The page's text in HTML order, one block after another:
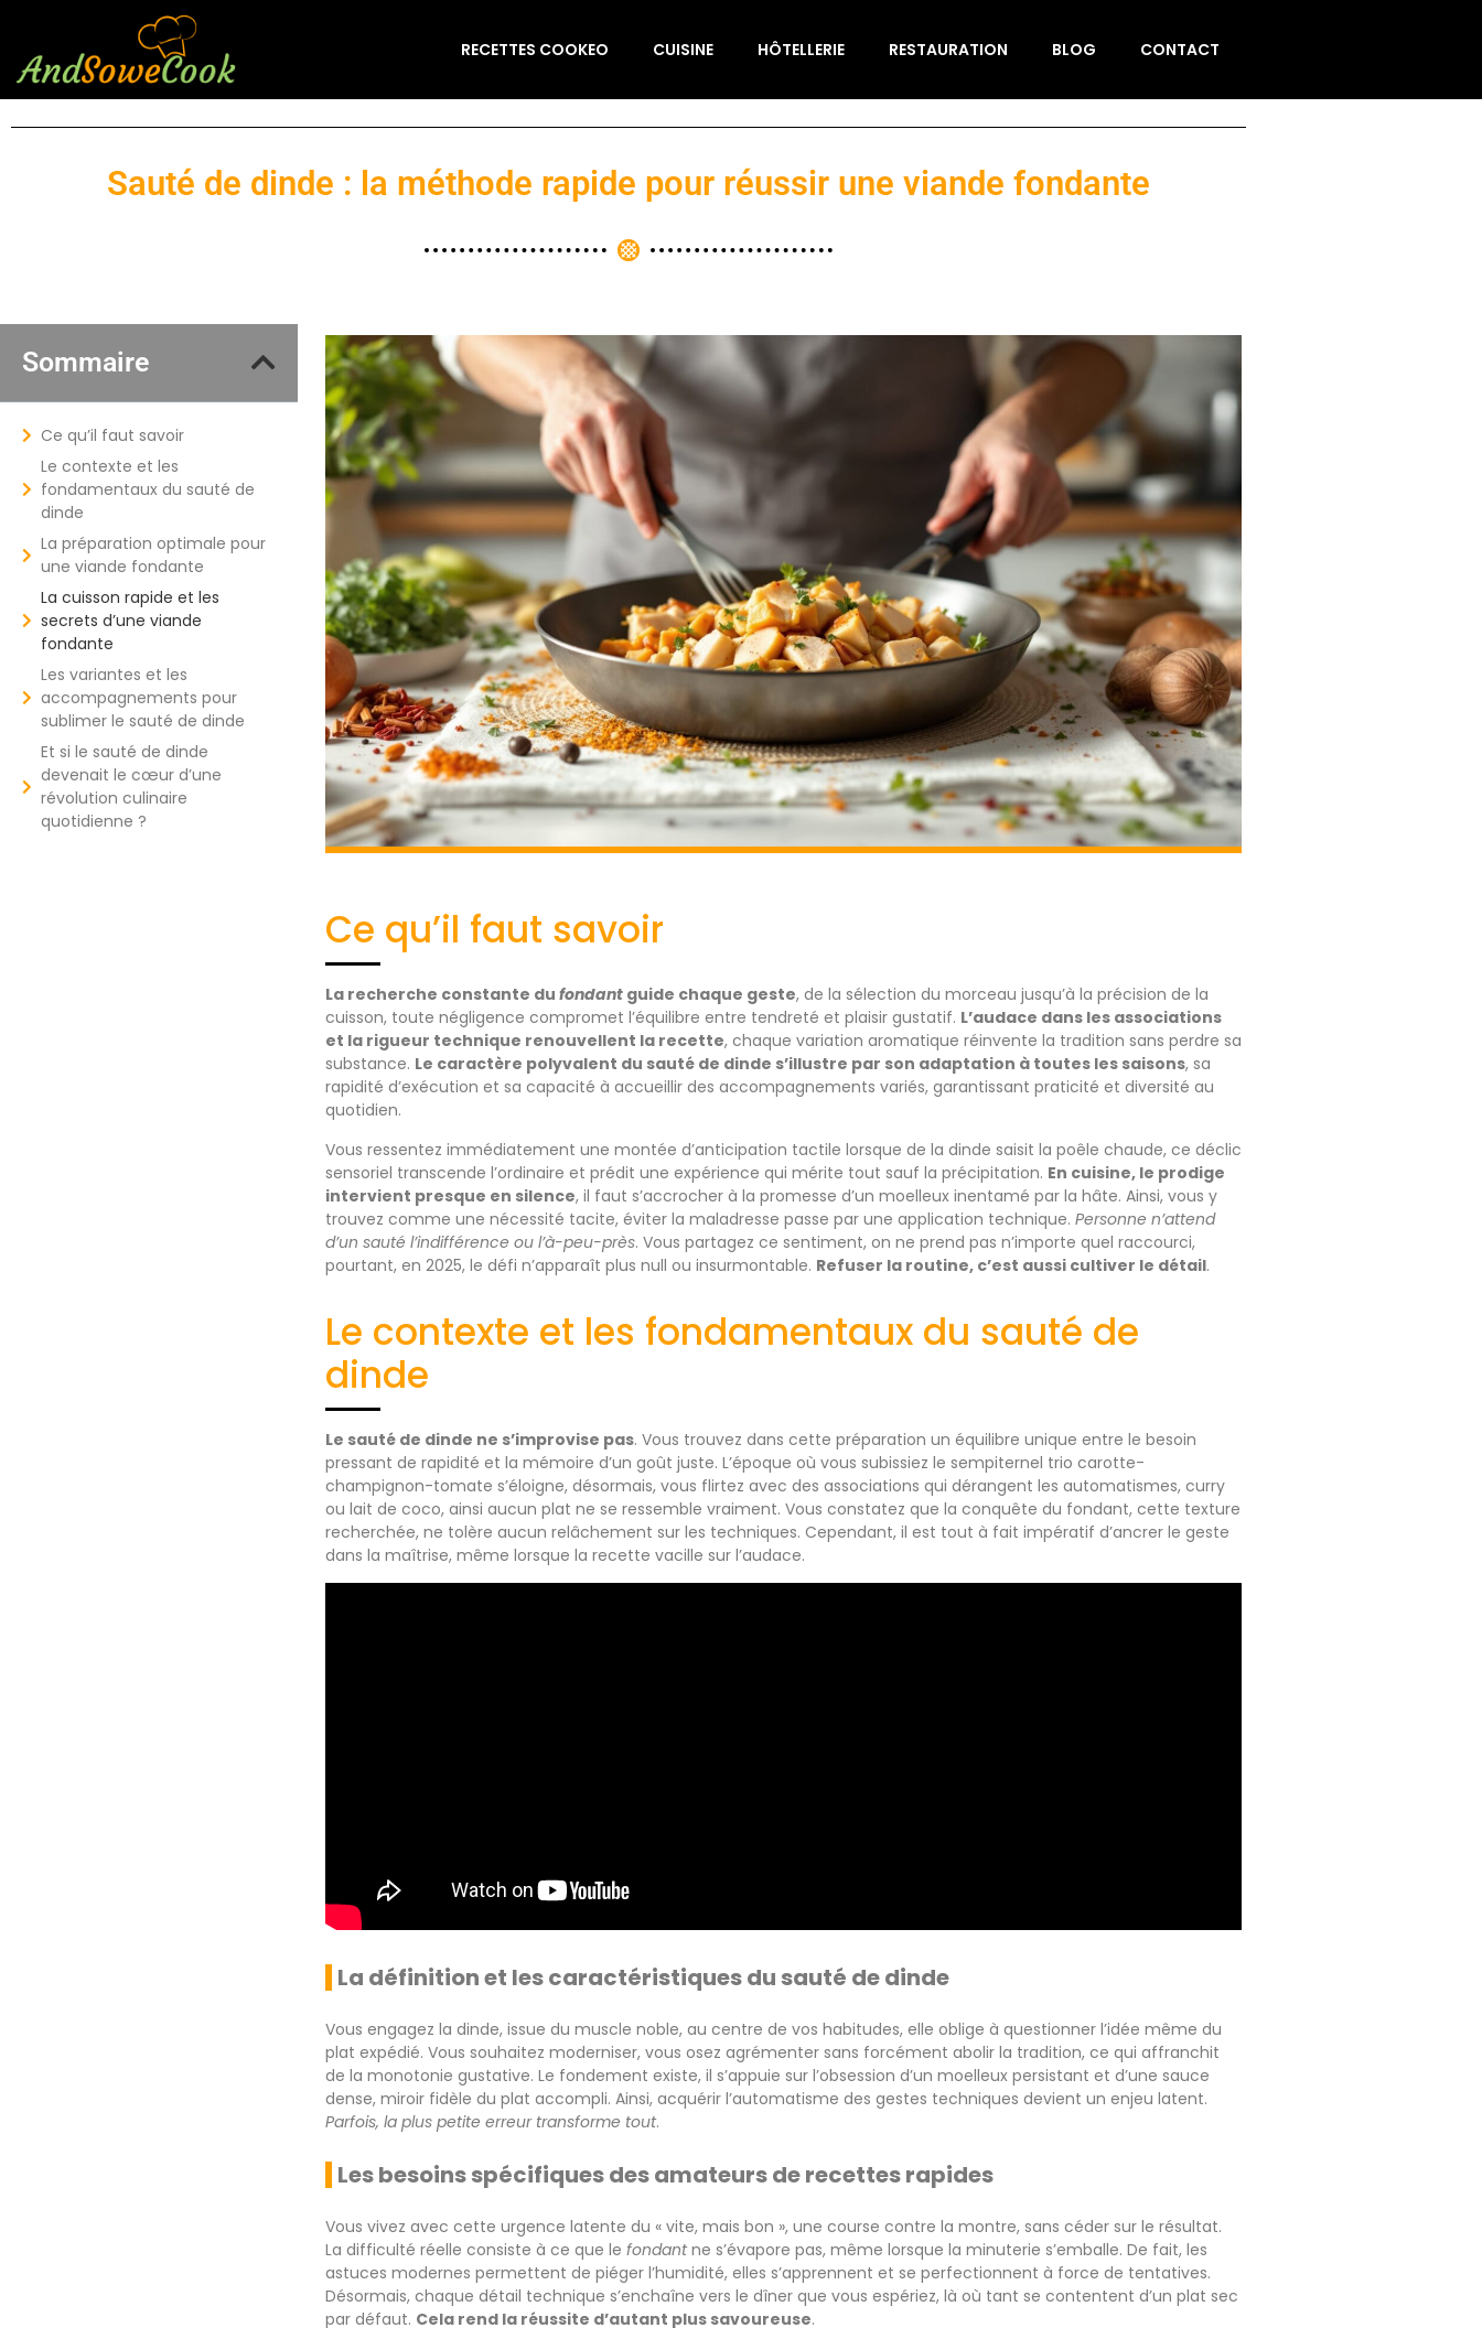
RECETTES COOKEO CUISINE HÔTELLERIE RESTAURATION BLOG CONTACT
Sauté de dinde : la méthode rapide pour réussir une viande fondante
Sommaire
Ce qu’il faut savoir
Le contexte et les
fondamentaux du sauté de
dinde
La préparation optimale pour
une viande fondante
La cuisson rapide et les
secrets d’une viande
fondante
Les variantes et les
accompagnements pour
sublimer le sauté de dinde
Et si le sauté de dinde
devenait le cœur d’une
révolution culinaire
quotidienne ?
Ce qu’il faut savoir
La recherche constante du fondant guide chaque geste, de la sélection du morceau jusqu’à la précision de la
cuisson, toute négligence compromet l’équilibre entre tendreté et plaisir gustatif. L’audace dans les associations
et la rigueur technique renouvellent la recette, chaque variation aromatique réinvente la tradition sans perdre sa
substance. Le caractère polyvalent du sauté de dinde s’illustre par son adaptation à toutes les saisons, sa
rapidité d’exécution et sa capacité à accueillir des accompagnements variés, garantissant praticité et diversité au
quotidien.
Vous ressentez immédiatement une montée d’anticipation tactile lorsque de la dinde saisit la poêle chaude, ce déclic
sensoriel transcende l’ordinaire et prédit une expérience qui mérite tout sauf la précipitation. En cuisine, le prodige
intervient presque en silence, il faut s’accrocher à la promesse d’un moelleux inentamé par la hâte. Ainsi, vous y
trouvez comme une nécessité tacite, éviter la maladresse passe par une application technique. Personne n’attend
d’un sauté l’indifférence ou l’à-peu-près. Vous partagez ce sentiment, on ne prend pas n’importe quel raccourci,
pourtant, en 2025, le défi n’apparaît plus null ou insurmontable. Refuser la routine, c’est aussi cultiver le détail.
Le contexte et les fondamentaux du sauté de
dinde
Le sauté de dinde ne s’improvise pas. Vous trouvez dans cette préparation un équilibre unique entre le besoin
pressant de rapidité et la mémoire d’un goût juste. L’époque où vous subissiez le sempiternel trio carotte-
champignon-tomate s’éloigne, désormais, vous flirtez avec des associations qui dérangent les automatismes, curry
ou lait de coco, ainsi aucun plat ne se ressemble vraiment. Vous constatez que la conquête du fondant, cette texture
recherchée, ne tolère aucun relâchement sur les techniques. Cependant, il est tout à fait impératif d’ancrer le geste
dans la maîtrise, même lorsque la recette vacille sur l’audace.
La définition et les caractéristiques du sauté de dinde
Vous engagez la dinde, issue du muscle noble, au centre de vos habitudes, elle oblige à questionner l’idée même du
plat expédié. Vous souhaitez moderniser, vous osez agrémenter sans forcément abolir la tradition, ce qui affranchit
de la monotonie gustative. Le fondement existe, il s’appuie sur l’obsession d’un moelleux persistant et d’une sauce
dense, miroir fidèle du plat accompli. Ainsi, acquérir l’automatisme des gestes techniques devient un enjeu latent.
Parfois, la plus petite erreur transforme tout.
Les besoins spécifiques des amateurs de recettes rapides
Vous vivez avec cette urgence latente du « vite, mais bon », une course contre la montre, sans céder sur le résultat.
La difficulté réelle consiste à ce que le fondantne s’évapore pas, même lorsque la minuterie s’emballe. De fait, les
astuces modernes permettent de piéger l’humidité, elles s’apprennent et se perfectionnent à force de tentatives.
Désormais, chaque détail technique s’enchaîne vers le dîner que vous espériez, là où tant se contentent d’un plat sec
par défaut. Cela rend la réussite d’autant plus savoureuse.